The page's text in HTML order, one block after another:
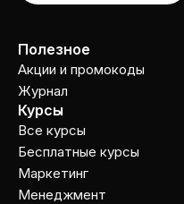
Полезное
Акции и промокоды
Журнал
Курсы
Все курсы
Бесплатные курсы
Маркетинг
Менеджмент